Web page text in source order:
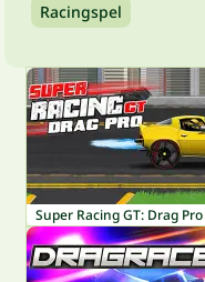
Racingspel
Super Racing GT: Drag Pro